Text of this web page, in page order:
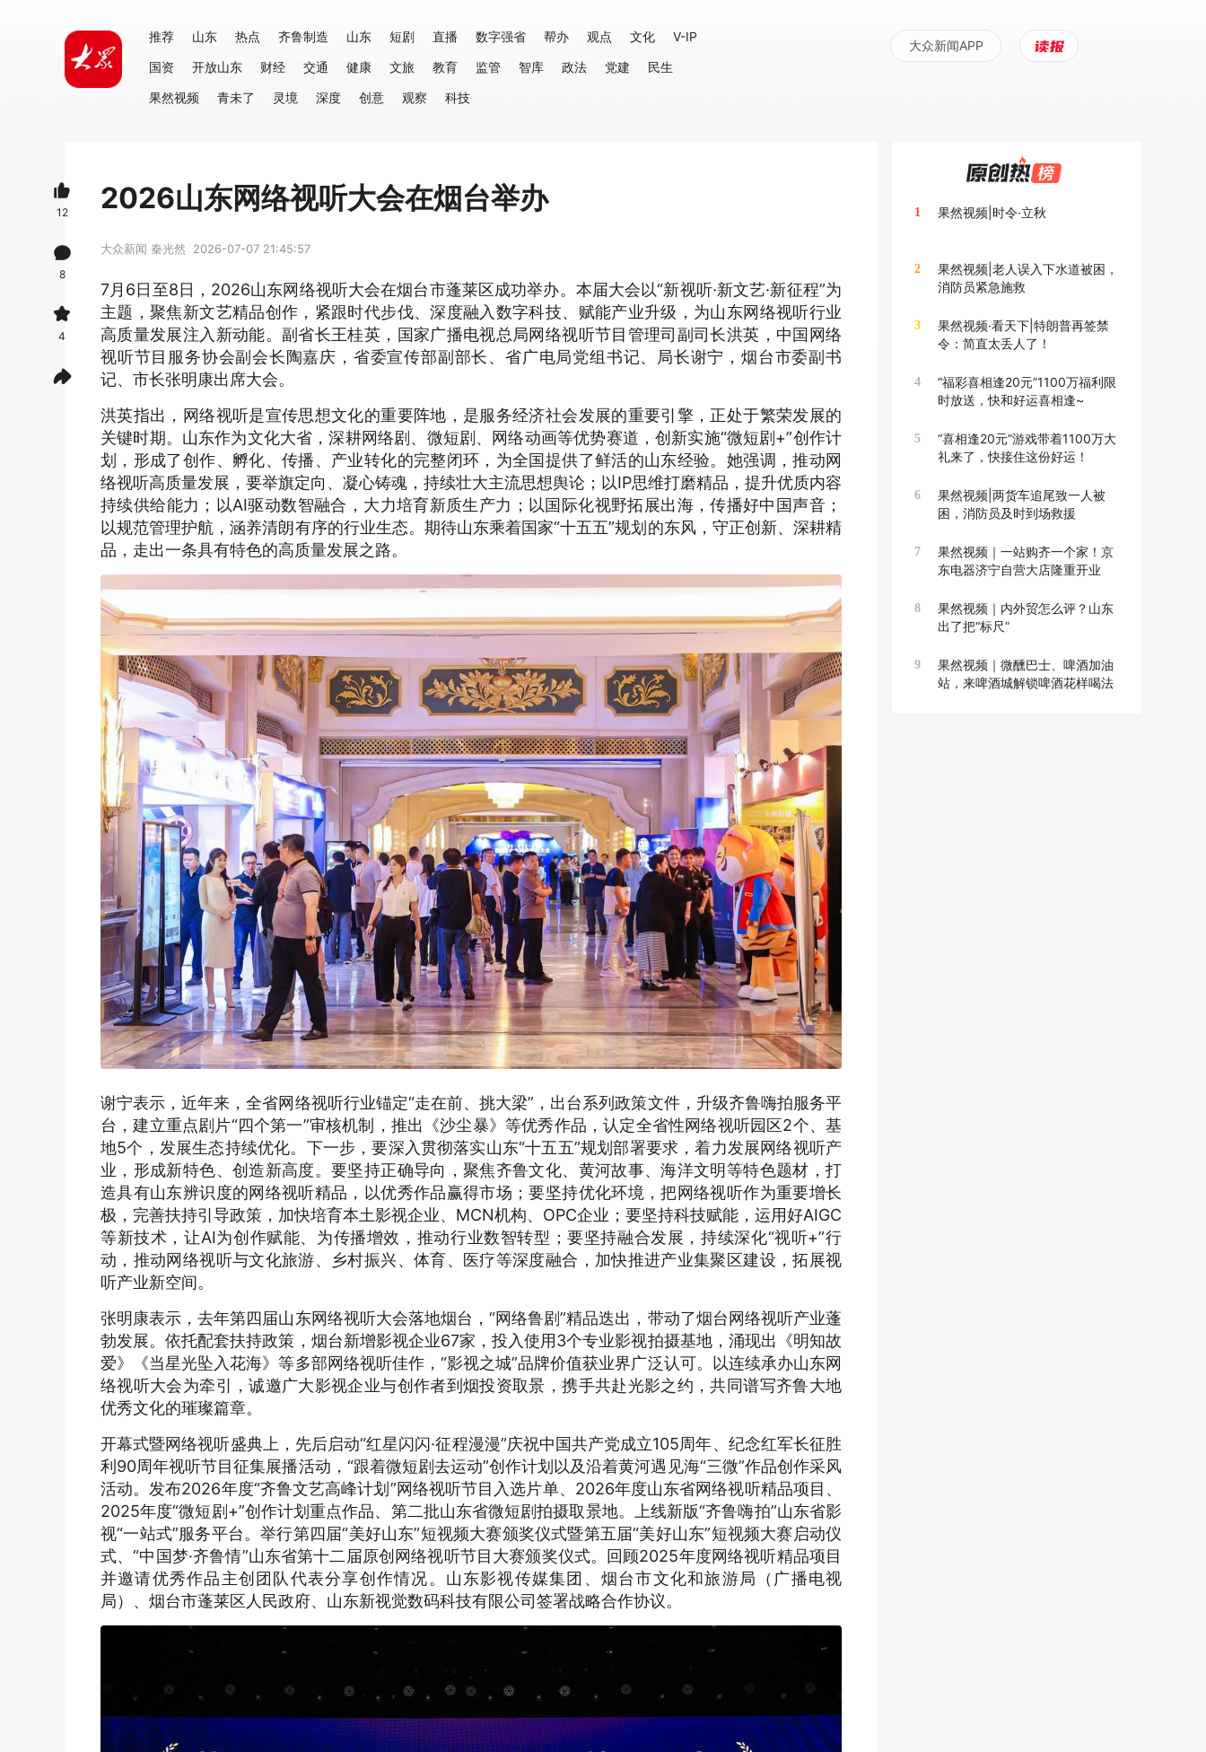
推荐 山东 热点 齐鲁制造 山东 短剧 直播 数字强省 帮办 观点 文化
V-IP
国资
开放山东 财经 交通 健康 文旅 教育 监管 智库 政法 党建
民生
果然视频
青未了 灵境 深度 创意 观察 科技
大众新闻APP
2026山东网络视听大会在烟台举办
大众新闻 秦光然 2026-07-07 21:45:57
7月6日至8日，2026山东网络视听大会在烟台市蓬莱区成功举办。本届大会以“新视听·新文艺·新征程”为
主题，聚焦新文艺精品创作，紧跟时代步伐、深度融入数字科技、赋能产业升级，为山东网络视听行业
高质量发展注入新动能。副省长王桂英，国家广播电视总局网络视听节目管理司副司长洪英，中国网络
视听节目服务协会副会长陶嘉庆，省委宣传部副部长、省广电局党组书记、局长谢宁，烟台市委副书
记、市长张明康出席大会。
洪英指出，网络视听是宣传思想文化的重要阵地，是服务经济社会发展的重要引擎，正处于繁荣发展的
关键时期。山东作为文化大省，深耕网络剧、微短剧、网络动画等优势赛道，创新实施“微短剧+”创作计
划，形成了创作、孵化、传播、产业转化的完整闭环，为全国提供了鲜活的山东经验。她强调，推动网
络视听高质量发展，要举旗定向、凝心铸魂，持续壮大主流思想舆论；以IP思维打磨精品，提升优质内容
持续供给能力；以AI驱动数智融合，大力培育新质生产力；以国际化视野拓展出海，传播好中国声音；
以规范管理护航，涵养清朗有序的行业生态。期待山东乘着国家“十五五”规划的东风，守正创新、深耕精
品，走出一条具有特色的高质量发展之路。
谢宁表示，近年来，全省网络视听行业锚定“走在前、挑大梁”，出台系列政策文件，升级齐鲁嗨拍服务平
台，建立重点剧片“四个第一”审核机制，推出《沙尘暴》等优秀作品，认定全省性网络视听园区2个、基
地5个，发展生态持续优化。下一步，要深入贯彻落实山东“十五五”规划部署要求，着力发展网络视听产
业，形成新特色、创造新高度。要坚持正确导向，聚焦齐鲁文化、黄河故事、海洋文明等特色题材，打
造具有山东辨识度的网络视听精品，以优秀作品赢得市场；要坚持优化环境，把网络视听作为重要增长
极，完善扶持引导政策，加快培育本土影视企业、MCN机构、OPC企业；要坚持科技赋能，运用好AIGC
等新技术，让AI为创作赋能、为传播增效，推动行业数智转型；要坚持融合发展，持续深化“视听+”行
动，推动网络视听与文化旅游、乡村振兴、体育、医疗等深度融合，加快推进产业集聚区建设，拓展视
听产业新空间。
张明康表示，去年第四届山东网络视听大会落地烟台，“网络鲁剧”精品迭出，带动了烟台网络视听产业蓬
勃发展。依托配套扶持政策，烟台新增影视企业67家，投入使用3个专业影视拍摄基地，涌现出《明知故
爱》《当星光坠入花海》等多部网络视听佳作，“影视之城”品牌价值获业界广泛认可。以连续承办山东网
络视听大会为牵引，诚邀广大影视企业与创作者到烟投资取景，携手共赴光影之约，共同谱写齐鲁大地
优秀文化的璀璨篇章。
开幕式暨网络视听盛典上，先后启动“红星闪闪·征程漫漫”庆祝中国共产党成立105周年、纪念红军长征胜
利90周年视听节目征集展播活动，“跟着微短剧去运动”创作计划以及沿着黄河遇见海“三微”作品创作采风
活动。发布2026年度“齐鲁文艺高峰计划”网络视听节目入选片单、2026年度山东省网络视听精品项目、
2025年度“微短剧+”创作计划重点作品、第二批山东省微短剧拍摄取景地。上线新版“齐鲁嗨拍”山东省影
视“一站式”服务平台。举行第四届“美好山东”短视频大赛颁奖仪式暨第五届“美好山东”短视频大赛启动仪
式、“中国梦·齐鲁情”山东省第十二届原创网络视听节目大赛颁奖仪式。回顾2025年度网络视听精品项目
并邀请优秀作品主创团队代表分享创作情况。山东影视传媒集团、烟台市文化和旅游局（广播电视
局）、烟台市蓬莱区人民政府、山东新视觉数码科技有限公司签署战略合作协议。
12
8
4
1 果然视频|时令·立秋
2
果然视频|老人误入下水道被困，
消防员紧急施救
3
果然视频·看天下|特朗普再签禁
令：简直太丢人了！
4
“福彩喜相逢20元”1100万福利限
时放送，快和好运喜相逢~
5
“喜相逢20元”游戏带着1100万大
礼来了，快接住这份好运！
6
果然视频|两货车追尾致一人被
困，消防员及时到场救援
7
果然视频｜一站购齐一个家！京
东电器济宁自营大店隆重开业
8
果然视频｜内外贸怎么评？山东
出了把“标尺”
9
果然视频｜微醺巴士、啤酒加油
站，来啤酒城解锁啤酒花样喝法